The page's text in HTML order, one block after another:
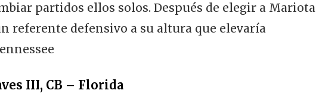
partidos ellos solos. Después de elegir a Mariota
referente defensivo a su altura que elevaría
III, CB – Florida